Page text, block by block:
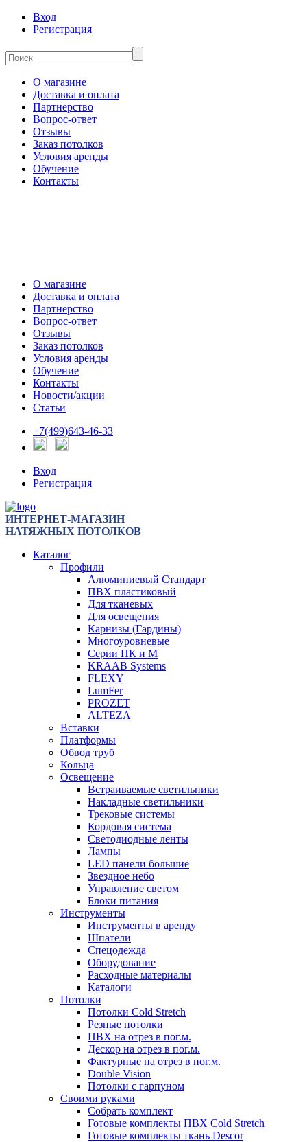
Вход
Регистрация
О магазине
Доставка и оплата
Партнерство
Вопрос-ответ
Отзывы
Заказ потолков
Условия аренды
Обучение
Контакты
О магазине
Доставка и оплата
Партнерство
Вопрос-ответ
Отзывы
Заказ потолков
Условия аренды
Обучение
Контакты
Новости/акции
Статьи
+7(499)643-46-33
Вход
Регистрация
ИНТЕРНЕТ-МАГАЗИН
НАТЯЖНЫХ ПОТОЛКОВ
Каталог
Профили
Алюминиевый Стандарт
ПВХ пластиковый
Для тканевых
Для освещения
Карнизы (Гардины)
Многоуровневые
Серии ПК и М
KRAAB Systems
FLEXY
LumFer
PROZET
ALTEZA
Вставки
Платформы
Обвод труб
Кольца
Освещение
Встраиваемые светильники
Накладные светильники
Трековые системы
Кордовая система
Светодиодные ленты
Лампы
LED панели большие
Звездное небо
Управление светом
Блоки питания
Инструменты
Инструменты в аренду
Шпатели
Спецодежда
Оборудование
Расходные материалы
Каталоги
Потолки
Потолки Cold Stretch
Резные потолки
ПВХ на отрез в пог.м.
Дескор на отрез в пог.м.
Фактурные на отрез в пог.м.
Double Vision
Потолки с гарпуном
Своими руками
Собрать комплект
Готовые комплекты ПВХ Cold Stretch
Готовые комплекты ткань Descor